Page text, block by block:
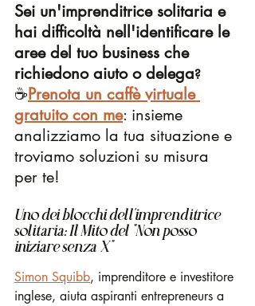
Sei un'imprenditrice solitaria e
hai difficoltà nell'identificare le
aree del tuo business che
richiedono aiuto o delega?
☕️Prenota un caffè virtuale
gratuito con me: insieme
analizziamo la tua situazione e
troviamo soluzioni su misura
per te!
Uno dei blocchi dell'imprenditrice
solitaria: Il Mito del "Non posso
iniziare senza X"
Simon Squibb, imprenditore e investitore
inglese, aiuta aspiranti entrepreneurs a